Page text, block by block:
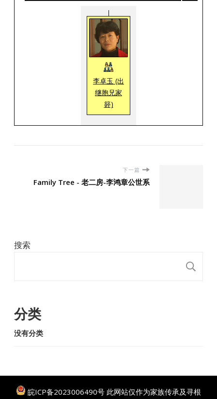
李卓玉 (出
继胞兄家
簳)
下一篇
Family Tree - 老二房-李鸿章公世系
搜索
分类
没有分类
皖ICP备2023006490号 此网站仅作为家族传承及寻根